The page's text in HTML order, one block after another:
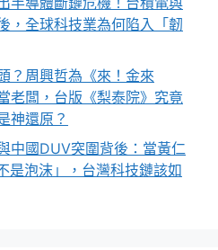
，全球科技業為何陷入「韌
？周興哲為《來！金來
老闆，台版《梨泰院》究竟
神還原？
中國DUV突圍背後：當黃仁
是泡沫」，台灣科技鏈該如